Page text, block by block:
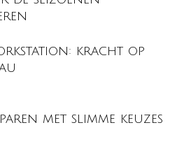
kracht op
met slimme keuzes